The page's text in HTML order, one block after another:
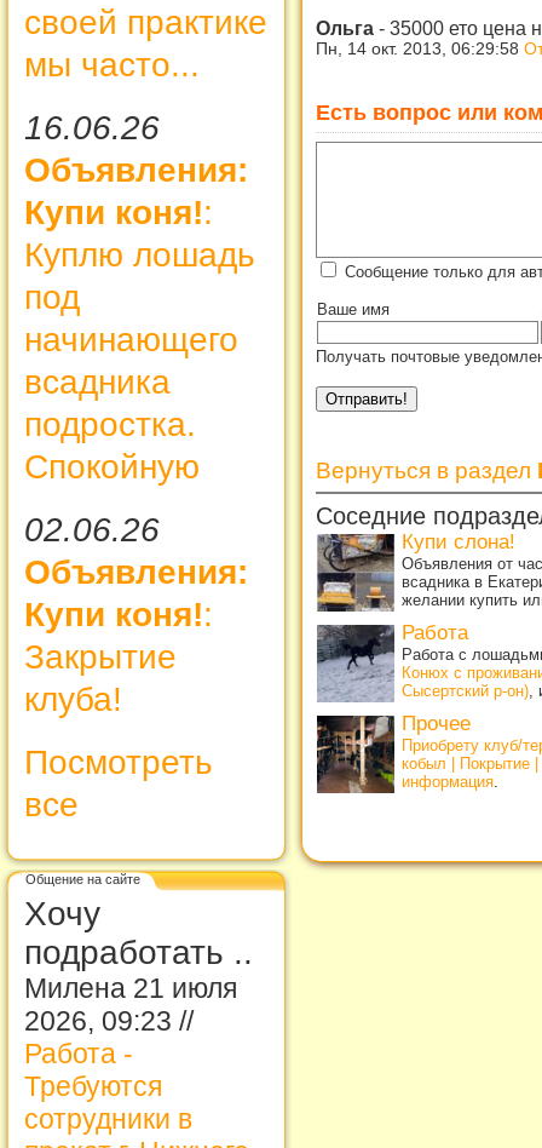
своей практике
мы часто...
16.06.26
Объявления:
Купи коня!:
Куплю лошадь
под
начинающего
всадника
подростка.
Спокойную
02.06.26
Объявления:
Купи коня!:
Закрытие
клуба!
Посмотреть
все
Общение на сайте
Хочу
подработать ..
Милена 21 июля
2026, 09:23 //
Работа -
Требуются
сотрудники в
Ольга - 35000 ето цена
Пн, 14 окт. 2013, 06:29:58
Есть вопрос или
Сообщение только для
Ваше имя
Получать почтовые
Вернуться в раздел
Соседние
Купи слона!
Объявления от
всадника в
желании купить
Работа
Работа с
Конюх с
Сысертский р-он)
Прочее
Приобрету клуб/
кобыл | Покрытие
информация